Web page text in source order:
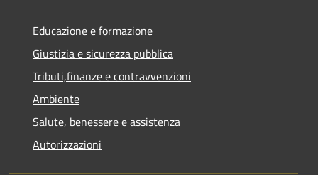
Educazione e formazione
Giustizia e sicurezza pubblica
Tributi,finanze e contravvenzioni
Ambiente
Salute, benessere e assistenza
Autorizzazioni